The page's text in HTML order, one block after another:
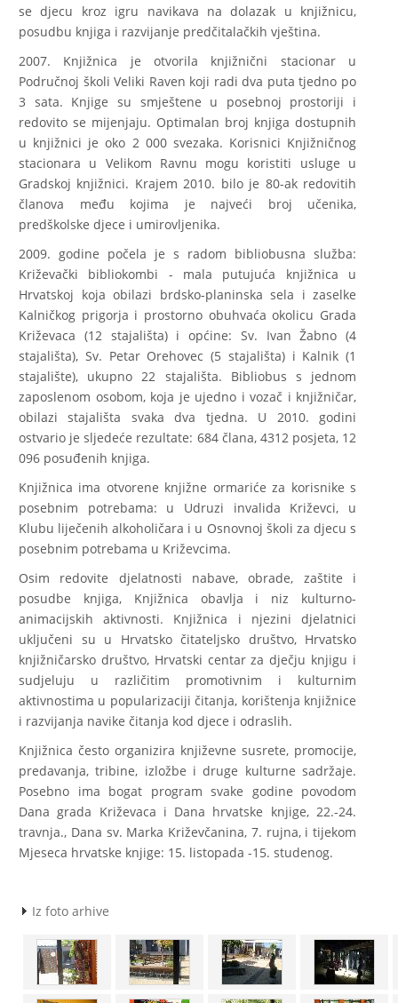
se djecu kroz igru navikava na dolazak u knjižnicu,
posudbu knjiga i razvijanje predčitalačkih vještina.
2007. Knjižnica je otvorila knjižnični stacionar u
Područnoj školi Veliki Raven koji radi dva puta tjedno po
3 sata. Knjige su smještene u posebnoj prostoriji i
redovito se mijenjaju. Optimalan broj knjiga dostupnih
u knjižnici je oko 2 000 svezaka. Korisnici Knjižničnog
stacionara u Velikom Ravnu mogu koristiti usluge u
Gradskoj knjižnici. Krajem 2010. bilo je 80-ak redovitih
članova među kojima je najveći broj učenika,
predškolske djece i umirovljenika.
2009. godine počela je s radom bibliobusna služba:
Križevački bibliokombi - mala putujuća knjižnica u
Hrvatskoj koja obilazi brdsko-planinska sela i zaselke
Kalničkog prigorja i prostorno obuhvaća okolicu Grada
Križevaca (12 stajališta) i općine: Sv. Ivan Žabno (4
stajališta), Sv. Petar Orehovec (5 stajališta) i Kalnik (1
stajalište), ukupno 22 stajališta. Bibliobus s jednom
zaposlenom osobom, koja je ujedno i vozač i knjižničar,
obilazi stajališta svaka dva tjedna. U 2010. godini
ostvario je sljedeće rezultate: 684 člana, 4312 posjeta, 12
096 posuđenih knjiga.
Knjižnica ima otvorene knjižne ormariće za korisnike s
posebnim potrebama: u Udruzi invalida Križevci, u
Klubu liječenih alkoholičara i u Osnovnoj školi za djecu s
posebnim potrebama u Križevcima.
Osim redovite djelatnosti nabave, obrade, zaštite i
posudbe knjiga, Knjižnica obavlja i niz kulturno-
animacijskih aktivnosti. Knjižnica i njezini djelatnici
uključeni su u Hrvatsko čitateljsko društvo, Hrvatsko
knjižničarsko društvo, Hrvatski centar za dječju knjigu i
sudjeluju u različitim promotivnim i kulturnim
aktivnostima u popularizaciji čitanja, korištenja knjižnice
i razvijanja navike čitanja kod djece i odraslih.
Knjižnica često organizira književne susrete, promocije,
predavanja, tribine, izložbe i druge kulturne sadržaje.
Posebno ima bogat program svake godine povodom
Dana grada Križevaca i Dana hrvatske knjige, 22.-24.
travnja., Dana sv. Marka Križevčanina, 7. rujna, i tijekom
Mjeseca hrvatske knjige: 15. listopada -15. studenog.
Iz foto arhive